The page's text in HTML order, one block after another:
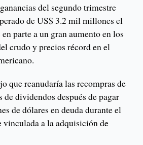
del segundo trimestre
de US$ 3.2 mil millones el
parte a un gran aumento en los
crudo y precios récord en el
que reanudaría las recompras de
de dividendos después de pagar
de dólares en deuda durante el
vinculada a la adquisición de